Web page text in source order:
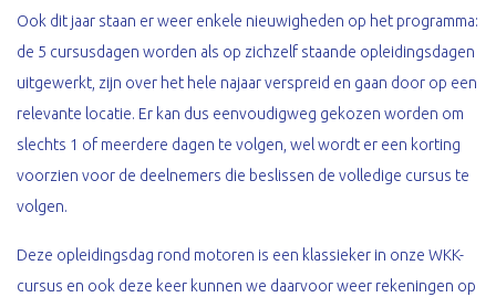
Ook dit jaar staan er weer enkele nieuwigheden op het programma:
de 5 cursusdagen worden als op zichzelf staande opleidingsdagen
uitgewerkt, zijn over het hele najaar verspreid en gaan door op een
relevante locatie. Er kan dus eenvoudigweg gekozen worden om
slechts 1 of meerdere dagen te volgen, wel wordt er een korting
voorzien voor de deelnemers die beslissen de volledige cursus te
volgen.
Deze opleidingsdag rond motoren is een klassieker in onze WKK-
cursus en ook deze keer kunnen we daarvoor weer rekeningen op